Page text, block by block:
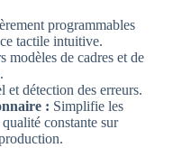
programmables
tactile intuitive.
modèles de cadres et de
et détection des erreurs.
: Simplifie les
constante sur